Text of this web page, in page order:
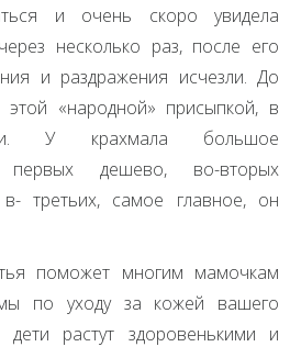
и очень скоро увидела
несколько раз, после его
и раздражения исчезли. До
«народной» присыпкой, в
У крахмала большое
дешево, во-вторых
в- третьих, самое главное, он
поможет многим мамочкам
по уходу за кожей вашего
растут здоровенькими и